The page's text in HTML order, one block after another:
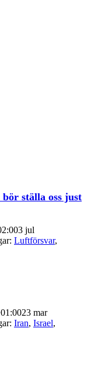
ställa oss just
3 jul
Luftförsvar,
23 mar
Iran, Israel,